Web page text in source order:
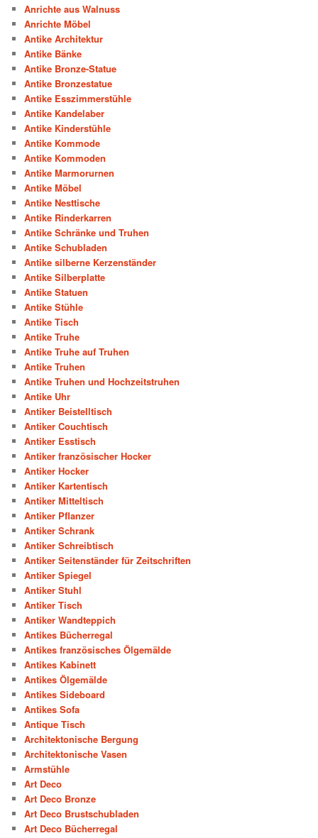
Anrichte aus Walnuss
Anrichte Möbel
Antike Architektur
Antike Bänke
Antike Bronze-Statue
Antike Bronzestatue
Antike Esszimmerstühle
Antike Kandelaber
Antike Kinderstühle
Antike Kommode
Antike Kommoden
Antike Marmorurnen
Antike Möbel
Antike Nesttische
Antike Rinderkarren
Antike Schränke und Truhen
Antike Schubladen
Antike silberne Kerzenständer
Antike Silberplatte
Antike Statuen
Antike Stühle
Antike Tisch
Antike Truhe
Antike Truhe auf Truhen
Antike Truhen
Antike Truhen und Hochzeitstruhen
Antike Uhr
Antiker Beistelltisch
Antiker Couchtisch
Antiker Esstisch
Antiker französischer Hocker
Antiker Hocker
Antiker Kartentisch
Antiker Mitteltisch
Antiker Pflanzer
Antiker Schrank
Antiker Schreibtisch
Antiker Seitenständer für Zeitschriften
Antiker Spiegel
Antiker Stuhl
Antiker Tisch
Antiker Wandteppich
Antikes Bücherregal
Antikes französisches Ölgemälde
Antikes Kabinett
Antikes Ölgemälde
Antikes Sideboard
Antikes Sofa
Antique Tisch
Architektonische Bergung
Architektonische Vasen
Armstühle
Art Deco
Art Deco Bronze
Art Deco Brustschubladen
Art Deco Bücherregal